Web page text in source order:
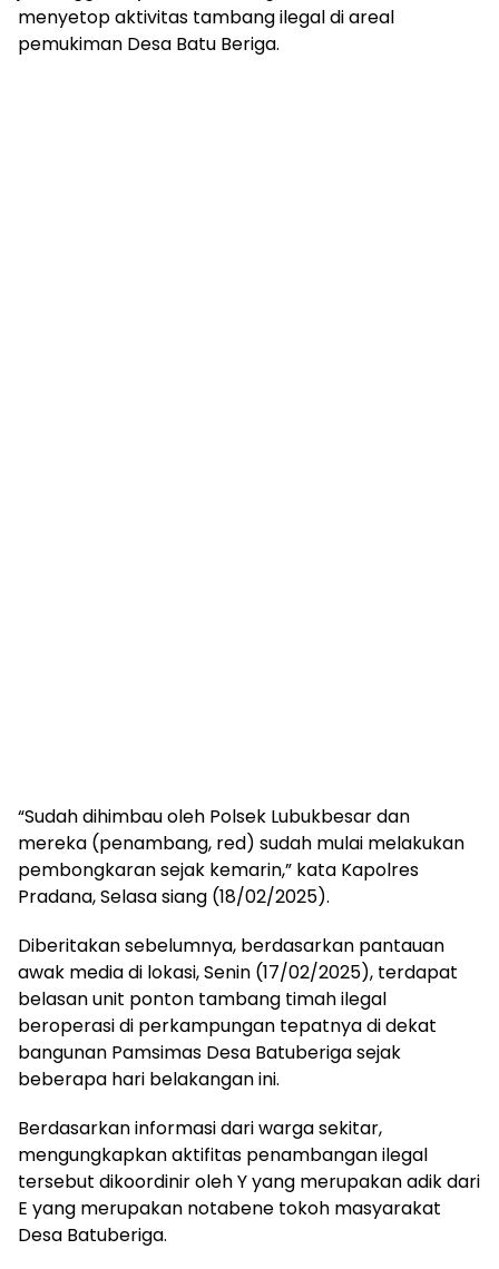
menyetop aktivitas tambang ilegal di areal
pemukiman Desa Batu Beriga.
“Sudah dihimbau oleh Polsek Lubukbesar dan
mereka (penambang, red) sudah mulai melakukan
pembongkaran sejak kemarin,” kata Kapolres
Pradana, Selasa siang (18/02/2025).
Diberitakan sebelumnya, berdasarkan pantauan
awak media di lokasi, Senin (17/02/2025), terdapat
belasan unit ponton tambang timah ilegal
beroperasi di perkampungan tepatnya di dekat
bangunan Pamsimas Desa Batuberiga sejak
beberapa hari belakangan ini.
Berdasarkan informasi dari warga sekitar,
mengungkapkan aktifitas penambangan ilegal
tersebut dikoordinir oleh Y yang merupakan adik dari
E yang merupakan notabene tokoh masyarakat
Desa Batuberiga.